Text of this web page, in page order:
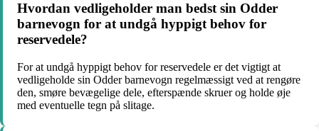
Hvordan vedligeholder man bedst sin Odder
barnevogn for at undgå hyppigt behov for
reservedele?
For at undgå hyppigt behov for reservedele er det vigtigt at
vedligeholde sin Odder barnevogn regelmæssigt ved at rengøre
den, smøre bevægelige dele, efterspænde skruer og holde øje
med eventuelle tegn på slitage.